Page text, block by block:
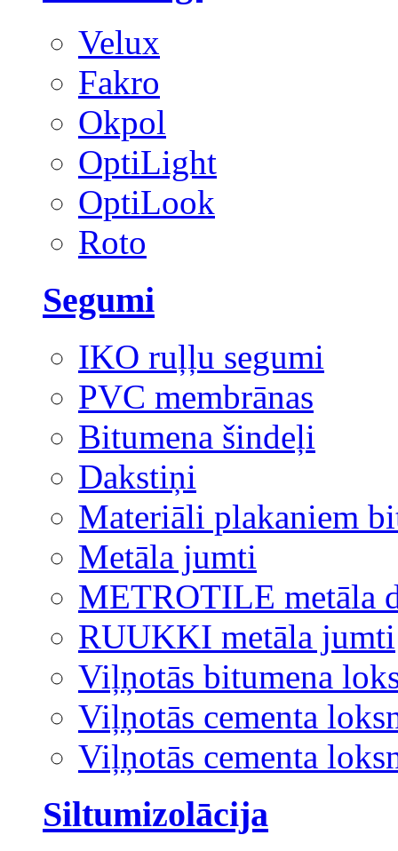
Velux
Fakro
Okpol
OptiLight
OptiLook
Roto
Segumi
IKO ruļļu segumi
PVC membrānas
Bitumena šindeļi
Dakstiņi
Materiāli plakaniem
Metāla jumti
METROTILE metāla
RUUKKI metāla jumti
Viļņotās bitumena
Viļņotās cementa
Viļņotās cementa
Siltumizolācija